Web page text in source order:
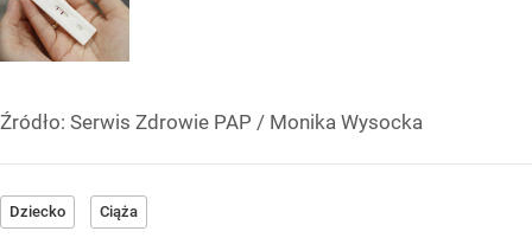
Źródło: Serwis Zdrowie PAP / Monika Wysocka
Dziecko Ciąża